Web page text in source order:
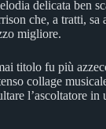
delicata ben
che, a tratti, sa
migliore.
titolo fu più
collage
l’ascoltatore in